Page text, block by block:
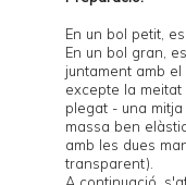
En un bol petit,
En un bol gran,
juntament amb
excepte la
plegat - una
massa ben
amb les dues
transparent).